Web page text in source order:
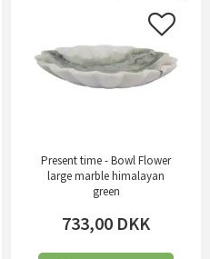
Present time - Bowl Flower
large marble himalayan
green
733,00 DKK